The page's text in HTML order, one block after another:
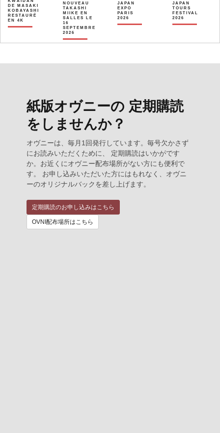
DE MASAKI
KOBAYASHI
RESTAURÉ
EN 4K
NOUVEAU
TAKASHI
MIIKE EN
SALLES LE
16
SEPTEMBRE
2026
JAPAN
EXPO
PARIS
2026
JAPAN
TOURS
FESTIVAL
2026
紙版オヴニーの 定期購読
をしませんか？
オヴニーは、毎月1回発行しています。毎号欠かさず
にお読みいただくために、 定期購読はいかがです
か。お近くにオヴニー配布場所がない方にも便利で
す。 お申し込みいただいた方にはもれなく、オヴニ
ーのオリジナルバックを差し上げます。
定期購読のお申し込みはこちら
OVNI配布場所はこちら